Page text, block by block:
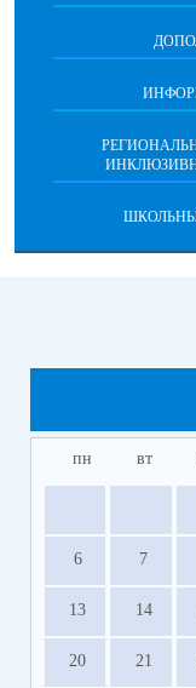
пн вт
6 7
13 14
20 21